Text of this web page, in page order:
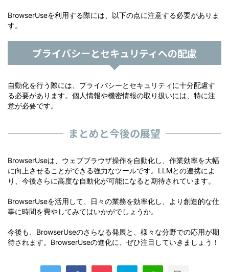
BrowserUseを利用する際には、以下の点に注意する必要がありま
す。
プライバシーとセキュリティへの配慮
自動化を行う際には、プライバシーとセキュリティに十分配慮す
る必要があります。個人情報や機密情報の取り扱いには、特に注
意が必要です。
まとめと今後の展望
BrowserUseは、ウェブブラウザ操作を自動化し、作業効率を大幅
に向上させることができる強力なツールです。LLMとの連携によ
り、今後さらに高度な自動化が可能になると期待されています。
BrowserUseを活用して、日々の業務を効率化し、より創造的な仕
事に時間を費やしてみてはいかがでしょうか。
今後も、BrowserUseのさらなる発展と、様々な分野での応用が期
待されます。BrowserUseの進化に、ぜひ注目していきましょう！